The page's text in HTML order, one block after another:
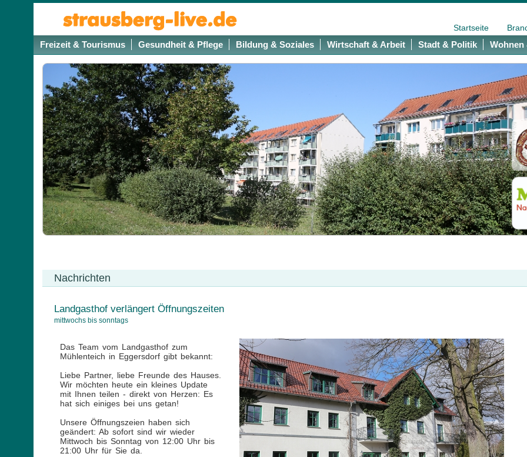
Startseite
Freizeit & Tourismus Gesundheit & Pflege Bildung & Soziales Wirtschaft & Arbeit Stadt & Politik Wohnen
Nachrichten
Landgasthof verlängert Öffnungszeiten
mittwochs bis sonntags
Das Team vom Landgasthof zum
Mühlenteich in Eggersdorf gibt bekannt:
Liebe Partner, liebe Freunde des Hauses.
Wir möchten heute ein kleines Update
mit Ihnen teilen - direkt von Herzen: Es
hat sich einiges bei uns getan!
Unsere Öffnungszeien haben sich
geändert: Ab sofort sind wir wieder
Mittwoch bis Sonntag von 12:00 Uhr bis
21:00 Uhr für Sie da.